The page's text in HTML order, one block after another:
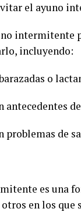
el ayuno
intermitente
incluyendo:
o
antecedentes
problemas de
es una
en los que